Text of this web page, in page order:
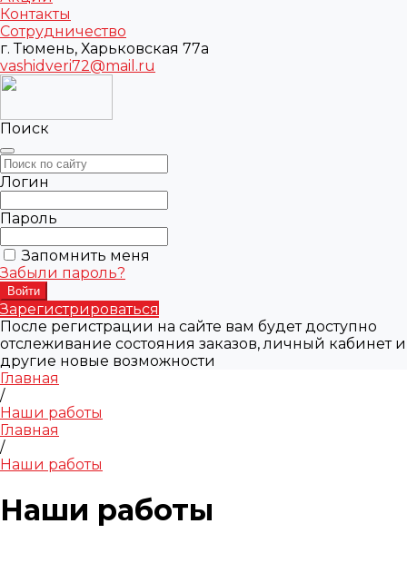
Контакты
Сотрудничество
г. Тюмень, Харьковская 77а
vashidveri72@mail.ru
Поиск
Логин
Пароль
Запомнить меня
Забыли пароль?
Зарегистрироваться
После регистрации на сайте вам будет доступно
отслеживание состояния заказов, личный кабинет и
другие новые возможности
Главная
/
Наши работы
Главная
/
Наши работы
Наши работы